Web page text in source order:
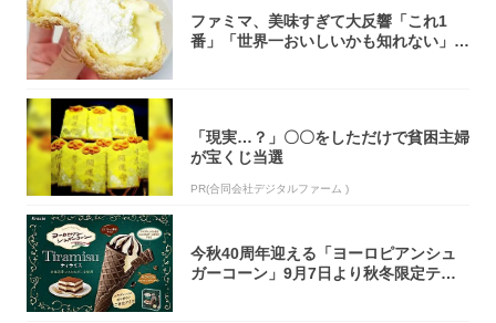
ファミマ、美味すぎて大反響「これ1
番」「世界一おいしいかも知れない」
「現実…？」〇〇をしただけで貧困主婦
が宝くじ当選
PR(合同会社デジタルファーム )
今秋40周年迎える「ヨーロピアンシュ
ガーコーン」9月7日より秋冬限定ティ